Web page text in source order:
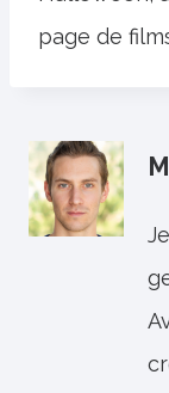
page de